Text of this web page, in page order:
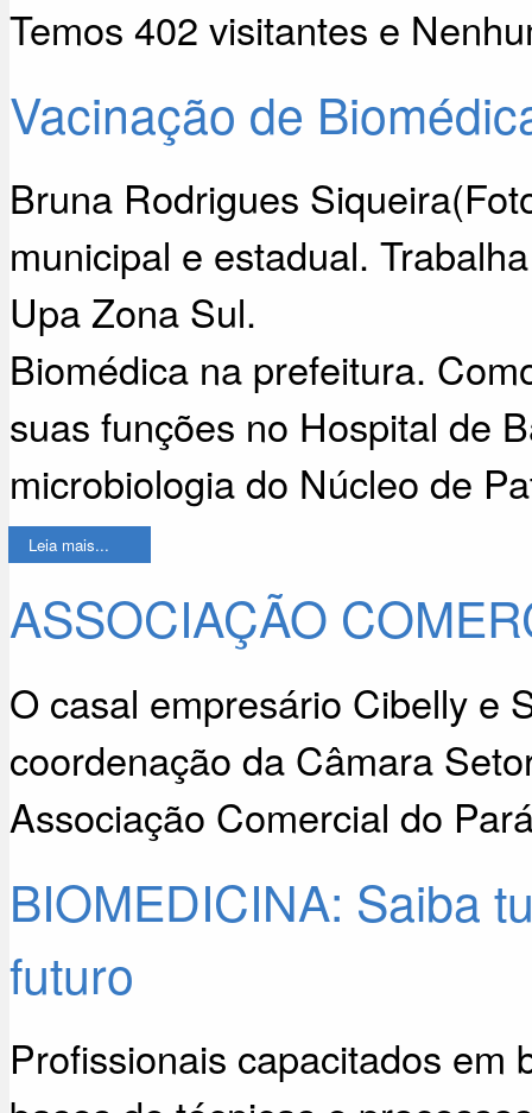
Temos 402 visitantes e
Vacinação de
Bruna Rodrigues
municipal e estadual.
Upa Zona Sul.
Biomédica na prefeitura.
suas funções no Hospital de
microbiologia do Núcleo de
Leia mais...
ASSOCIAÇÃO
O casal empresário Cibelly e
coordenação da Câmara
Associação Comercial do
BIOMEDICINA: Saiba
futuro
Profissionais capacitados em